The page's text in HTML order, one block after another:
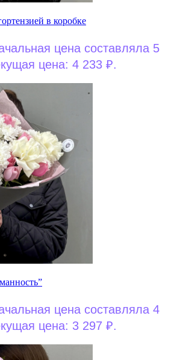
в коробке
цена составляла 5
цена: 4 233 ₽.
цена составляла 4
цена: 3 297 ₽.